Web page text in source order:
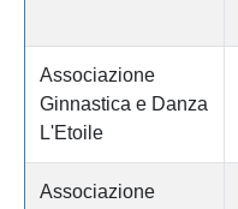
Associazione
Ginnastica e Danza
L'Etoile
Associazione